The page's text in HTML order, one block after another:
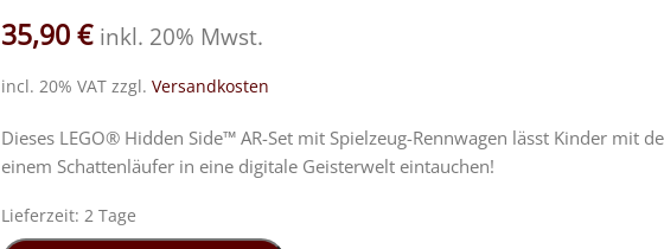
35,90€ inkl. 20% Mwst.
incl. 20% VAT zzgl. Versandkosten
Dieses LEGO® Hidden Side™ AR-Set mit Spielzeug-Rennwagen lässt Kinder mit
einem Schattenläufer in eine digitale Geisterwelt eintauchen!
Lieferzeit: 2 Tage